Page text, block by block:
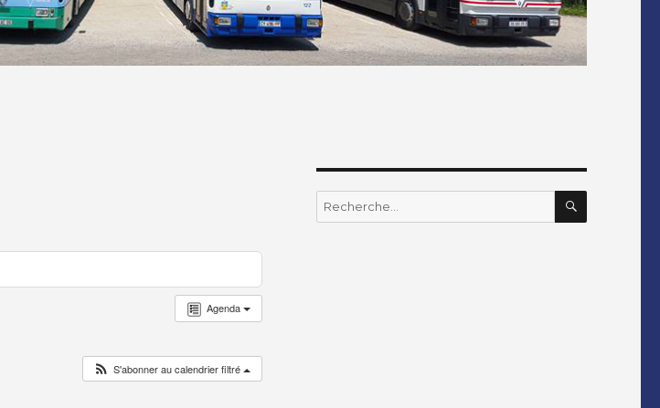
Agenda
S'abonner au calendrier filtré
Recherche
pour